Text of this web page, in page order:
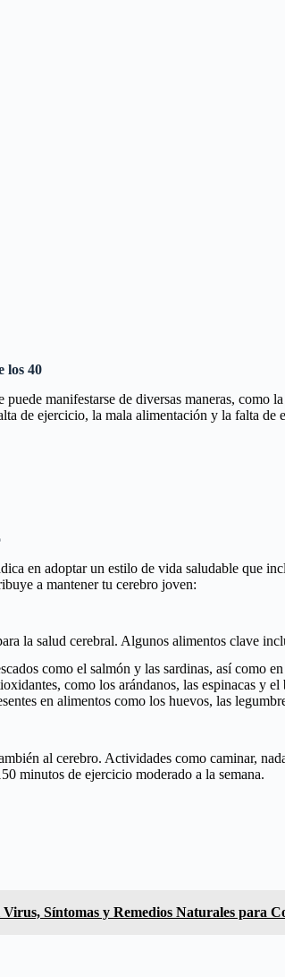
los 40
manifestarse de diversas maneras,
de ejercicio, la mala alimentación y la falta de
en adoptar un estilo de vida saludable que
a mantener tu cerebro joven:
la salud cerebral. Algunos alimentos clave
como el salmón y las sardinas, así como
como los arándanos, las espinacas y
en alimentos como los huevos, las
al cerebro. Actividades como caminar,
minutos de ejercicio moderado a la semana.
Síntomas y Remedios Naturales para